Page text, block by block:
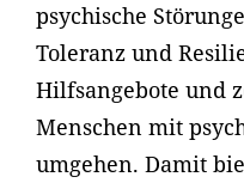
psychische
Toleranz und
Hilfsangebote und
Menschen mit
umgehen. Damit